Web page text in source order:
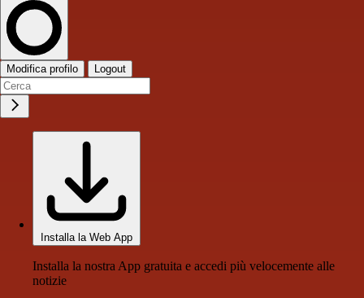
Modifica profilo Logout
Installa la Web App
Installa la nostra App gratuita e accedi più velocemente alle
notizie